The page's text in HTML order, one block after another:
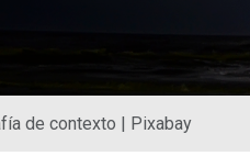
de contexto | Pixabay